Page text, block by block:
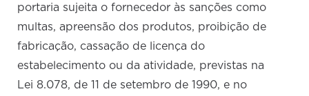
portaria sujeita o fornecedor às sanções como
multas, apreensão dos produtos, proibição de
fabricação, cassação de licença do
estabelecimento ou da atividade, previstas na
Lei 8.078, de 11 de setembro de 1990, e no